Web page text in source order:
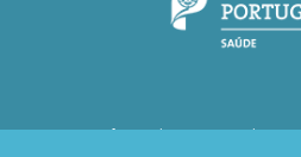
Infarmed © 2016. Todos os